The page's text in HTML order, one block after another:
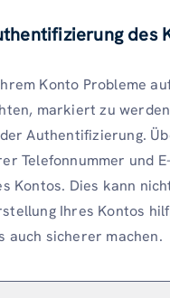
des
Konto Probleme
markiert zu
Authentifizierung.
Telefonnummer und
Kontos. Dies kann
Ihres Kontos
auch sicherer machen.